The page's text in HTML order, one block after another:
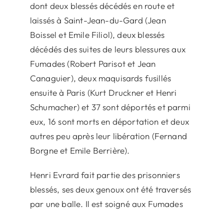
dont deux blessés décédés en route et
laissés à Saint-Jean-du-Gard (Jean
Boissel et Emile Filiol), deux blessés
décédés des suites de leurs blessures aux
Fumades (Robert Parisot et Jean
Canaguier), deux maquisards fusillés
ensuite à Paris (Kurt Druckner et Henri
Schumacher) et 37 sont déportés et parmi
eux, 16 sont morts en déportation et deux
autres peu après leur libération (Fernand
Borgne et Emile Berrière).
Henri Evrard fait partie des prisonniers
blessés, ses deux genoux ont été traversés
par une balle. Il est soigné aux Fumades